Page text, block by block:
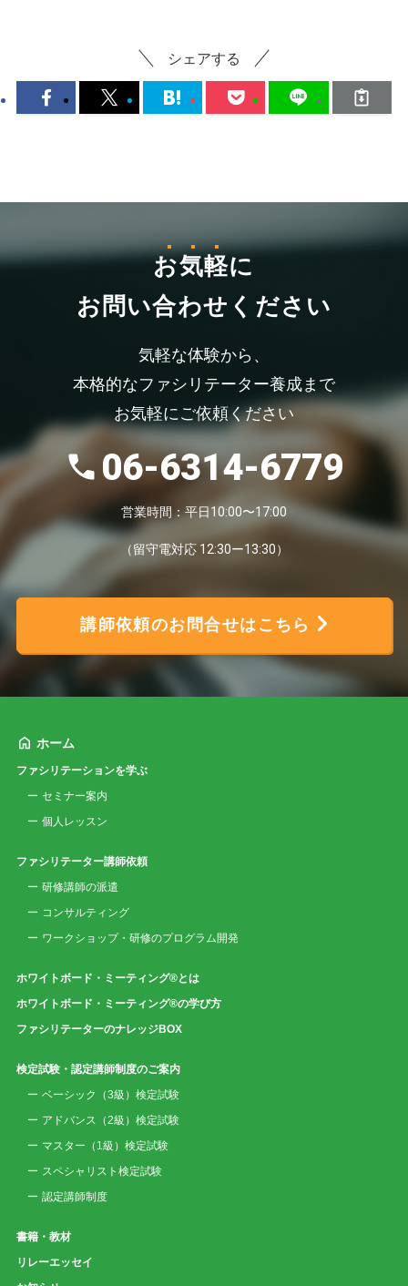
シェアする
お気軽に
お問い合わせください
気軽な体験から、
本格的なファシリテーター養成まで
お気軽にご依頼ください
06-6314-6779
営業時間：平日10:00〜17:00
（留守電対応 12:30ー13:30）
講師依頼のお問合せはこちら
ホーム
ファシリテーションを学ぶ
セミナー案内
個人レッスン
ファシリテーター講師依頼
研修講師の派遣
コンサルティング
ワークショップ・研修のプログラム開発
ホワイトボード・ミーティング®とは
ホワイトボード・ミーティング®の学び方
ファシリテーターのナレッジBOX
検定試験・認定講師制度のご案内
ベーシック（3級）検定試験
アドバンス（2級）検定試験
マスター（1級）検定試験
スペシャリスト検定試験
認定講師制度
書籍・教材
リレーエッセイ